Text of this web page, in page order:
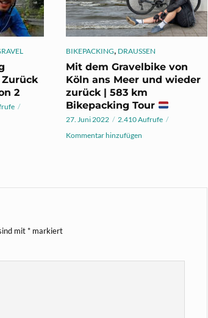
2
BIKEPACKING, DRAUSSEN
Mit dem Gravelbike von
Köln ans Meer und wieder
zurück | 583 km
Bikepacking Tour
27. Juni 2022
2.410 Aufrufe
Kommentar hinzufügen
mit* markiert